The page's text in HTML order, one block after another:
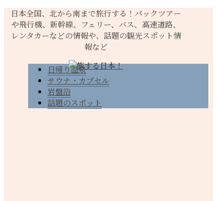
日本全国、北から南まで旅行する！パックツアー
や飛行機、新幹線、フェリー、バス、高速道路、
レンタカーなどの情報や、話題の観光スポット情
報など
日帰り温泉
サウナ・カプセル
岩盤浴
話題のスポット